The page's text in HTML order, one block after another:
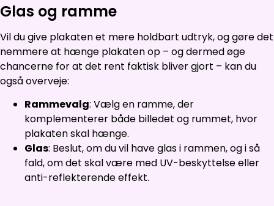
Glas og ramme
Vil du give plakaten et mere holdbart udtryk, og gøre det
nemmere at hænge plakaten op – og dermed øge
chancerne for at det rent faktisk bliver gjort – kan du
også overveje:
Rammevalg: Vælg en ramme, der
komplementerer både billedet og rummet, hvor
plakaten skal hænge.
Glas: Beslut, om du vil have glas i rammen, og i så
fald, om det skal være med UV-beskyttelse eller
anti-reflekterende effekt.